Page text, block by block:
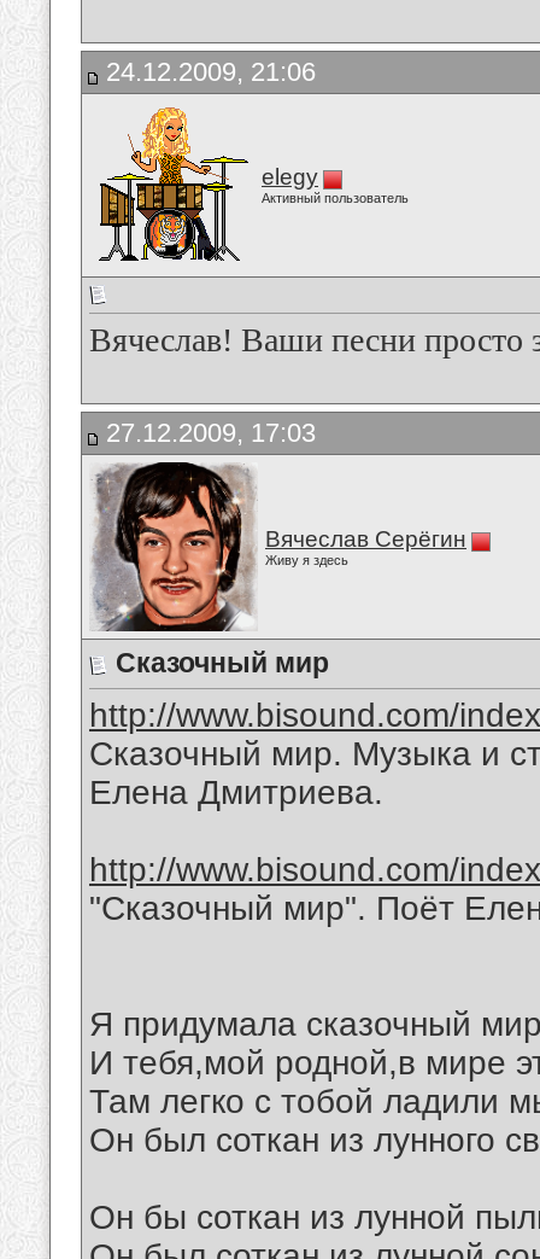
24.12.2009, 21:06
elegy
Активный пользователь
Вячеслав! Ваши песни просто
27.12.2009, 17:03
Вячеслав Серёгин
Живу я здесь
Сказочный мир
http://www.bisound.com/
Сказочный мир. Музыка и
Елена Дмитриева.
http://www.bisound.com/
"Сказочный мир". Поёт
Я придумала сказочный
И тебя,мой родной,в мире
Там легко с тобой ладили
Он был соткан из лунного
Он бы соткан из лунной